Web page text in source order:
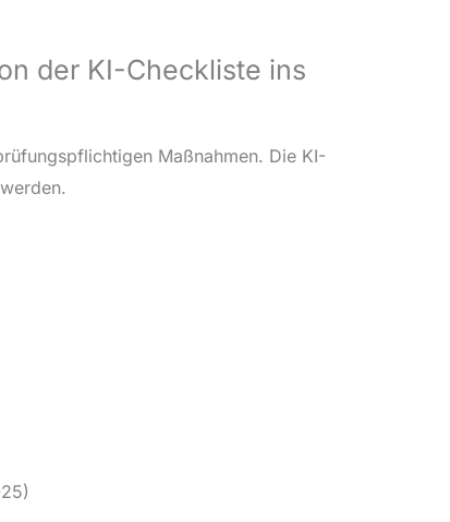
der KI-Checkliste ins
Maßnahmen. Die KI-